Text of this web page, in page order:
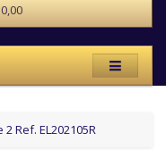
Ref. EL202105R